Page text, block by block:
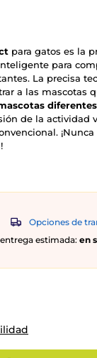
para gatos es la
para
La precisa
a las mascotas
de la actividad
Opciones de
entrega estimada: en